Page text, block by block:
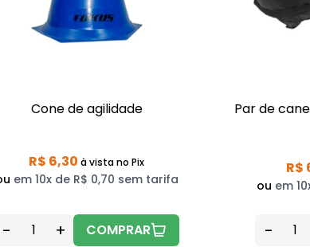
Cone de agilidade
R$ 6,30 à vistano Pix
em 10x de R$ 0,70 sem tarifa
- + COMPRAR
Par de
R$
ou em
-